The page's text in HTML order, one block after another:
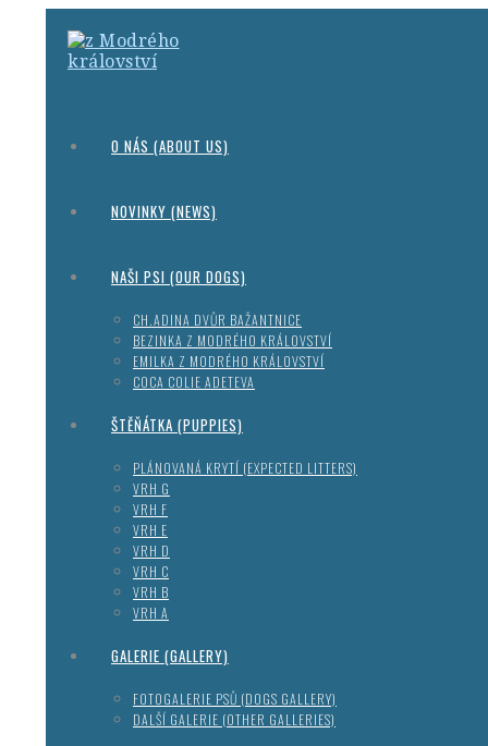
O NÁS (ABOUT US)
NOVINKY (NEWS)
NAŠI PSI (OUR DOGS)
CH.ADINA DVŮR BAŽANTNICE
BEZINKA Z MODRÉHO KRÁLOVSTVÍ
EMILKA Z MODRÉHO KRÁLOVSTVÍ
COCA COLIE ADETEVA
ŠTĚŇÁTKA (PUPPIES)
PLÁNOVANÁ KRYTÍ (EXPECTED LITTERS)
VRH G
VRH F
VRH E
VRH D
VRH C
VRH B
VRH A
GALERIE (GALLERY)
FOTOGALERIE PSŮ (DOGS GALLERY)
DALŠÍ GALERIE (OTHER GALLERIES)